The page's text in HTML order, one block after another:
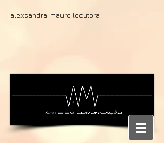
alexsandra-mauro locutora